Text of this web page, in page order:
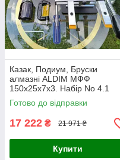
Казак, Подиум, Бруски
алмазні ALDIM МФФ
150х25х7х3. Набір No 4.1
Готово до відправки
17 222 ₴ 21 971 ₴
Купити